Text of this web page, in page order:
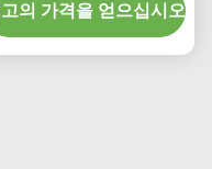
행 할 수 있는
의 가격을 얻으십시오